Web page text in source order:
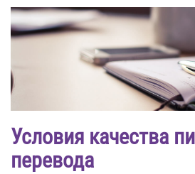
Условия качества
перевода